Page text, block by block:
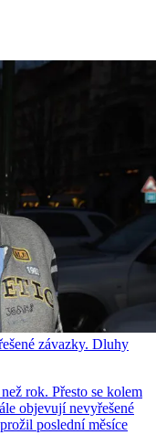
závazky. Dluhy
rok. Přesto se kolem
objevují nevyřešené
poslední měsíce